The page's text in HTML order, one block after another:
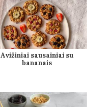
Avižiniai sausainiai su
bananais